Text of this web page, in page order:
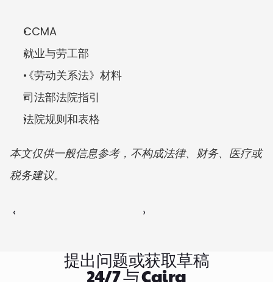
CCMA
就业与劳工部
《劳动关系法》材料
司法部法院指引
法院规则和表格
本文仅供一般信息参考，不构成法律、财务、医疗或
税务建议。
‹ ›
提出问题或获取草稿
24/7 与 Caira